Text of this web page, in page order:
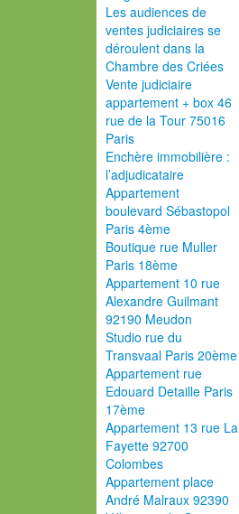
Les audiences de
ventes judiciaires se
déroulent dans la
Chambre des Criées
Vente judiciaire
appartement + box 46
rue de la Tour 75016
Paris
Enchère immobilière :
l’adjudicataire
Appartement
boulevard Sébastopol
Paris 4ème
Boutique rue Muller
Paris 18ème
Appartement 10 rue
Alexandre Guilmant
92190 Meudon
Studio rue du
Transvaal Paris 20ème
Appartement rue
Edouard Detaille Paris
17ème
Appartement 13 rue La
Fayette 92700
Colombes
Appartement place
André Malraux 92390